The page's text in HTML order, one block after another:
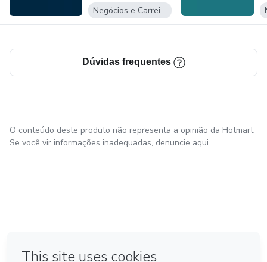
Negócios e Carreira
Dúvidas frequentes
O conteúdo deste produto não representa a opinião da Hotmart.
Se você vir informações inadequadas, denuncie aqui
Feito com ❤ na Cidade do México